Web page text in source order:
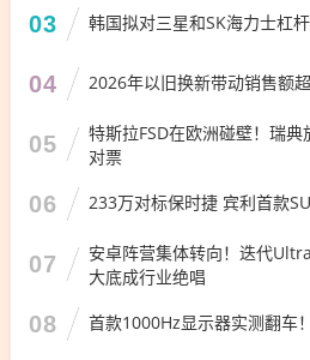
03 韩国拟对三星和SK海力士杠
04 2026年以旧换新带动销售额
05
特斯拉FSD在欧洲碰壁！瑞
对票
06 233万对标保时捷 宾利首款
07
安卓阵营集体转向！迭代
大底成行业绝唱
08 首款1000Hz显示器实测翻车